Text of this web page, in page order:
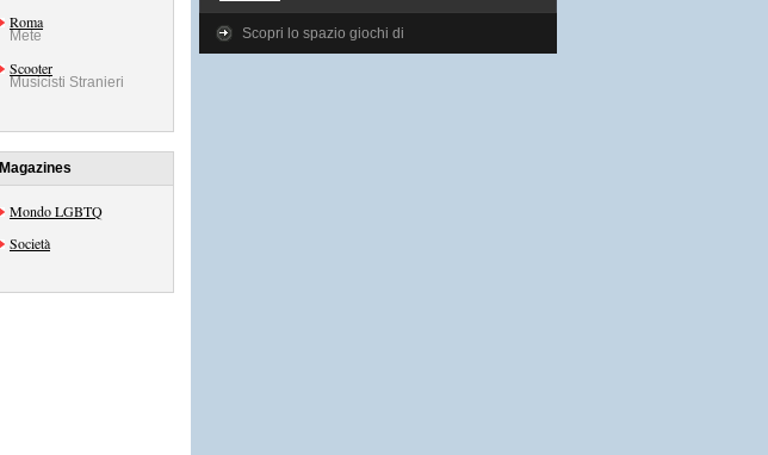
Roma
Mete
Scooter
Musicisti Stranieri
Magazines
Mondo LGBTQ
Società
Scopri lo spazio giochi di